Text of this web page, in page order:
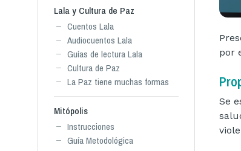
Lala y Cultura de Paz
Cuentos Lala
Audiocuentos Lala
Guías de lectura Lala
Cultura de Paz
La Paz tiene muchas formas
Mitópolis
Instrucciones
Guía Metodológica
por
Se